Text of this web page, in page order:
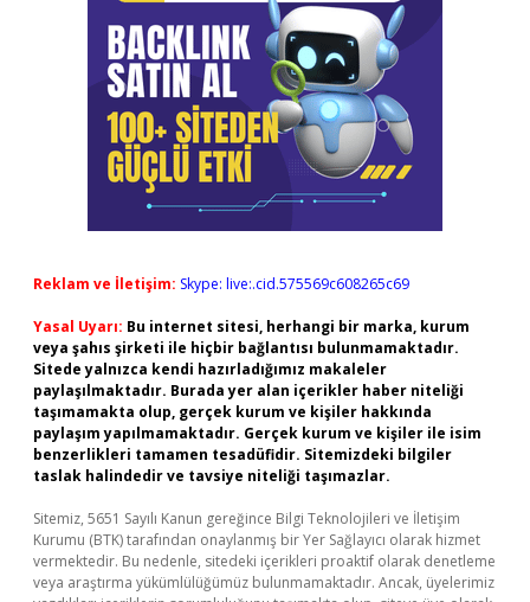
Reklam ve İletişim: Skype: live:.cid.575569c608265c69
Yasal Uyarı: Bu internet sitesi, herhangi bir marka, kurum
veya şahıs şirketi ile hiçbir bağlantısı bulunmamaktadır.
Sitede yalnızca kendi hazırladığımız makaleler
paylaşılmaktadır. Burada yer alan içerikler haber niteliği
taşımamakta olup, gerçek kurum ve kişiler hakkında
paylaşım yapılmamaktadır. Gerçek kurum ve kişiler ile isim
benzerlikleri tamamen tesadüfidir. Sitemizdeki bilgiler
taslak halindedir ve tavsiye niteliği taşımazlar.
Sitemiz, 5651 Sayılı Kanun gereğince Bilgi Teknolojileri ve İletişim
Kurumu (BTK) tarafından onaylanmış bir Yer Sağlayıcı olarak hizmet
vermektedir. Bu nedenle, sitedeki içerikleri proaktif olarak denetleme
veya araştırma yükümlülüğümüz bulunmamaktadır. Ancak, üyelerimiz